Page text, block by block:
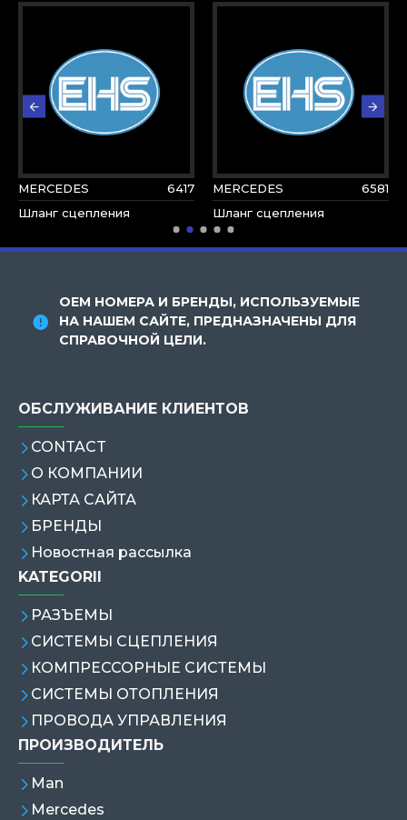
MERCEDES
6417
Шланг сцепления
MERCEDES
6581
Шланг сцепления
OEM НОМЕРА И БРЕНДЫ, ИСПОЛЬЗУЕМЫЕ
НА НАШЕМ САЙТЕ, ПРЕДНАЗНАЧЕНЫ ДЛЯ
СПРАВОЧНОЙ ЦЕЛИ.
ОБСЛУЖИВАНИЕ КЛИЕНТОВ
CONTACT
О КОМПАНИИ
КАРТА САЙТА
БРЕНДЫ
Новостная рассылка
KATEGORII
РАЗЪЕМЫ
СИСТЕМЫ СЦЕПЛЕНИЯ
КОМПРЕССОРНЫЕ СИСТЕМЫ
СИСТЕМЫ ОТОПЛЕНИЯ
ПРОВОДА УПРАВЛЕНИЯ
ПРОИЗВОДИТЕЛЬ
Man
Mercedes